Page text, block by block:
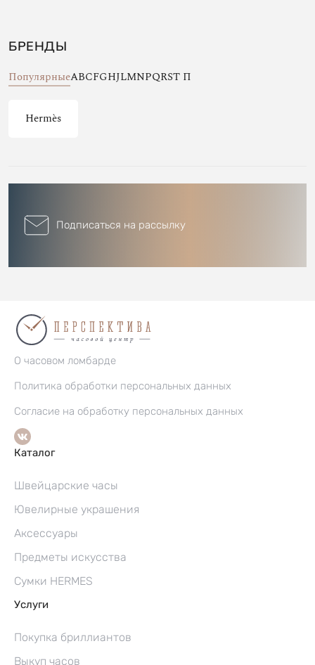
БРЕНДЫ
ПопулярныеABCFGHJLMNPQRST П
Hermès
Подписаться на рассылку
О часовом ломбарде
Политика обработки персональных данных
Согласие на обработку персональных данных
Каталог
Швейцарские часы
Ювелирные украшения
Аксессуары
Предметы искусства
Сумки HERMES
Услуги
Покупка бриллиантов
Выкуп часов